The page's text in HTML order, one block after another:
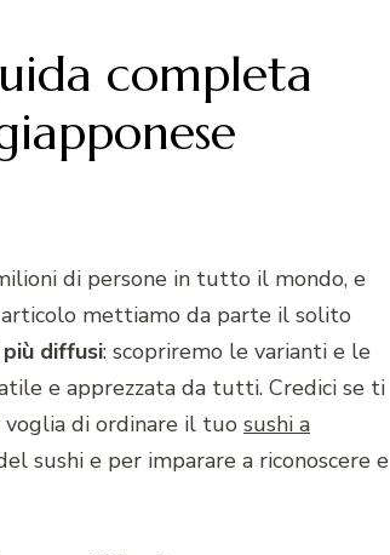
completa
di persone in tutto il mondo, e
mettiamo da parte il solito
diffusi: scopriremo le varianti e le
e apprezzata da tutti. Credici se ti
voglia di ordinare il tuo sushi a
sushi e per imparare a riconoscere e